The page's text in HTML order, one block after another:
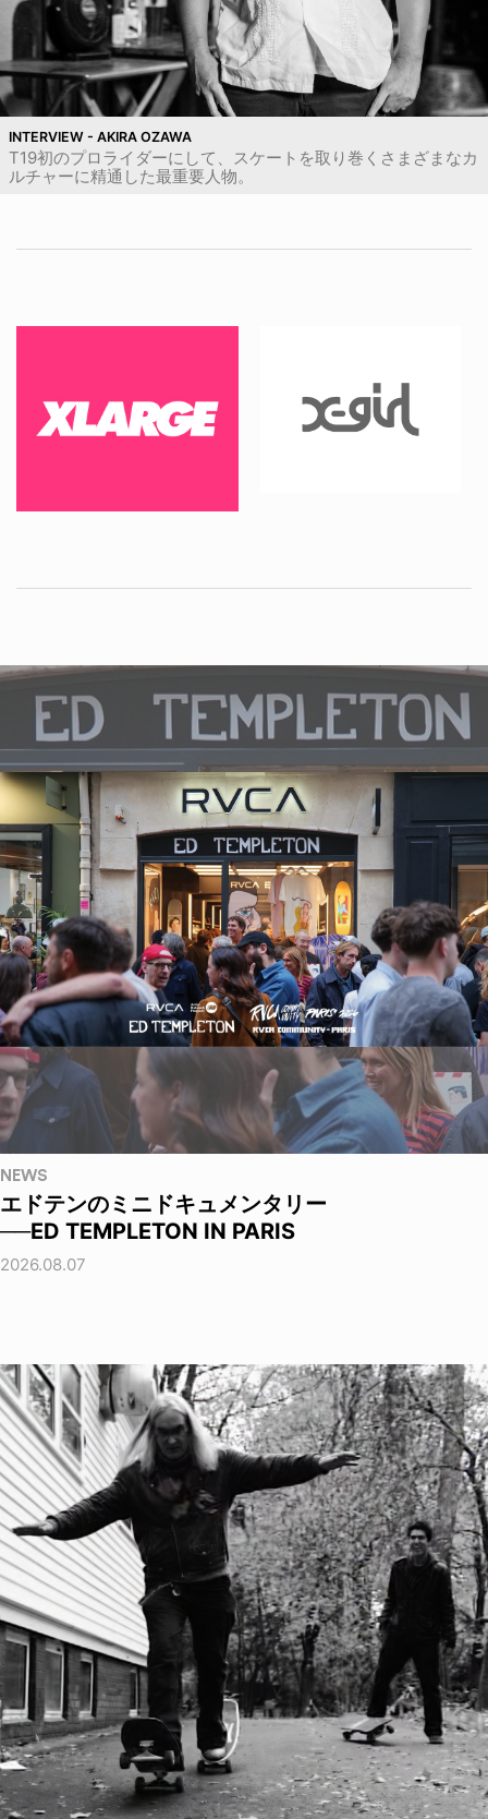
INTERVIEW - AKIRA OZAWA
T19初のプロライダーにして、スケートを取り巻くさまざまなカ
ルチャーに精通した最重要人物。
NEWS
エドテンのミニドキュメンタリー
──ED TEMPLETON IN PARIS
2026.08.07